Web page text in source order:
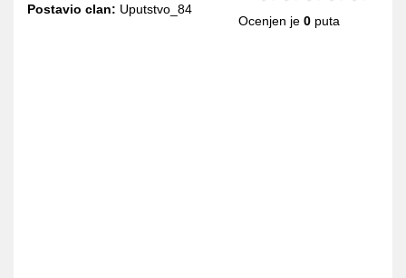
Postavio clan: Uputstvo_84
Ocenjen je 0 puta